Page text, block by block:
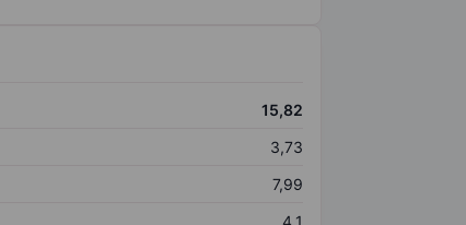
15,82
3,73
7,99
4,1